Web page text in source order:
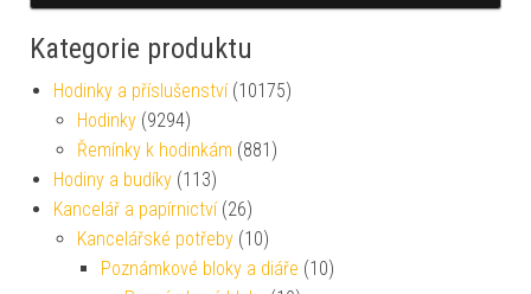
Kategorie produktu
Hodinky a příslušenství (10175)
Hodinky (9294)
Řemínky k hodinkám (881)
Hodiny a budíky (113)
Kancelář a papírnictví (26)
Kancelářské potřeby (10)
Poznámkové bloky a diáře (10)